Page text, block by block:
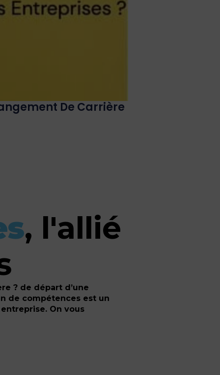
De Carrière
, l'allié
? de départ d’une
de compétences est un
On vous